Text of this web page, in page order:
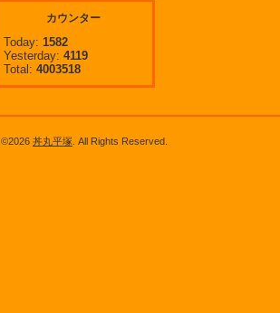
カウンター
Today: 1582
Yesterday: 4119
Total: 4003518
©2026 丼丸平塚 . All Rights Reserved.